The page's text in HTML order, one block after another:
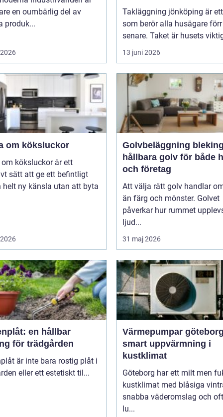
en oumbärlig del av
produk...
Takläggning jönköping är
som berör alla husägare
senare. Taket är husets
13 juni 2026
om köksluckor
köksluckor är ett
sätt att ge ett befintligt
helt ny känsla utan att byta
Golvbeläggning
hållbara golv för både
och företag
Att välja rätt golv handlar
än färg och mönster. Golvet
påverkar hur rummet
ljud...
31 maj 2026
en hållbar
för trädgården
är inte bara rostig plåt i
eller ett estetiskt til...
Värmepumpar
smart uppvärmning i
kustklimat
Göteborg har ett milt men
kustklimat med blåsiga
snabba väderomslag och
lu...